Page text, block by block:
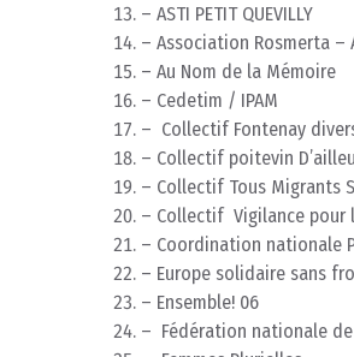
– ASTI PETIT QUEVILLY
– Association Rosmerta –
– Au Nom de la Mémoire
– Cedetim / IPAM
– Collectif Fontenay
– Collectif poitevin
– Collectif Tous Migrants
– Collectif Vigilance pour
– Coordination nationale
– Europe solidaire sans
– Ensemble! 06
– Fédération nationale de